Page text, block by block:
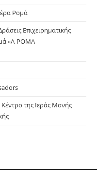
Ρομά
Επιχειρηματικής
«Α-ΡΟΜΑ
Κέντρο της Ιεράς Μονής